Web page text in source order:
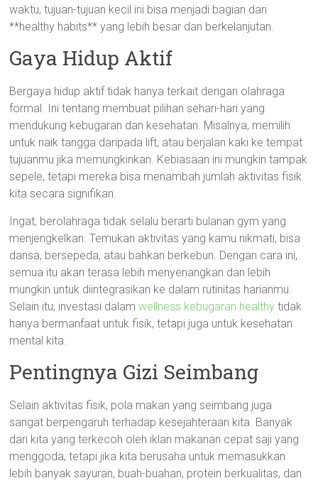
waktu, tujuan-tujuan kecil ini bisa menjadi bagian dari
**healthy habits** yang lebih besar dan berkelanjutan.
Gaya Hidup Aktif
Bergaya hidup aktif tidak hanya terkait dengan olahraga
formal. Ini tentang membuat pilihan sehari-hari yang
mendukung kebugaran dan kesehatan. Misalnya, memilih
untuk naik tangga daripada lift, atau berjalan kaki ke tempat
tujuanmu jika memungkinkan. Kebiasaan ini mungkin tampak
sepele, tetapi mereka bisa menambah jumlah aktivitas fisik
kita secara signifikan.
Ingat, berolahraga tidak selalu berarti bulanan gym yang
menjengkelkan. Temukan aktivitas yang kamu nikmati, bisa
dansa, bersepeda, atau bahkan berkebun. Dengan cara ini,
semua itu akan terasa lebih menyenangkan dan lebih
mungkin untuk diintegrasikan ke dalam rutinitas harianmu.
Selain itu, investasi dalamwellness kebugaran healthy tidak
hanya bermanfaat untuk fisik, tetapi juga untuk kesehatan
mental kita.
Pentingnya Gizi Seimbang
Selain aktivitas fisik, pola makan yang seimbang juga
sangat berpengaruh terhadap kesejahteraan kita. Banyak
dari kita yang terkecoh oleh iklan makanan cepat saji yang
menggoda, tetapi jika kita berusaha untuk memasukkan
lebih banyak sayuran, buah-buahan, protein berkualitas, dan